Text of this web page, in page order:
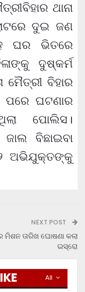
ଥାନା
ଦୁଇ ଜଣ
ଘର ଭିତରେ
ଦୁଷ୍କର୍ମ
ବିହାର
ପରେ ଘଟଣାର
ପୋଲିସ।
ବିଛାଇବା
ଅଭିଯୁକ୍ତଙ୍କୁ
NEXT POST
ମିଶନ ତାରିଖ ଘୋଷଣା କଲା
ଇସ୍ରୋ
All